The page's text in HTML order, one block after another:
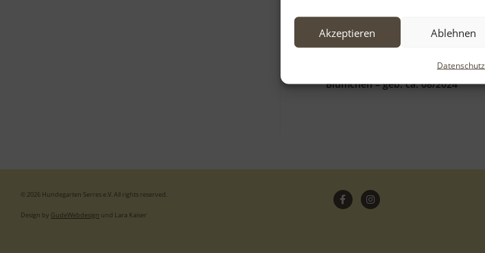
Akzeptieren Ablehnen
Datenschutz
Blümchen – geb. ca. 08/2024
© 2026 Hundegarten Serres e.V. All rights reserved.
Design by GudeWebdesign und Lara Kaiser